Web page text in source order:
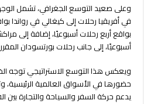
وعلى صعيد التوسع الجغرافي، تشمل
في أفريقيا رحلات إلى كيغالي في رواندا
بواقع أربع رحلات أسبوعيًا، إضافة إلى
أسبوعيًا، إلى جانب رحلات بورتسودان المقرر
ويعكس هذا التوسع الاستراتيجي توجه
حضورها في الأسواق العالمية الرئيسية،
يدعم حركة السفر والسياحة والتجارة بين